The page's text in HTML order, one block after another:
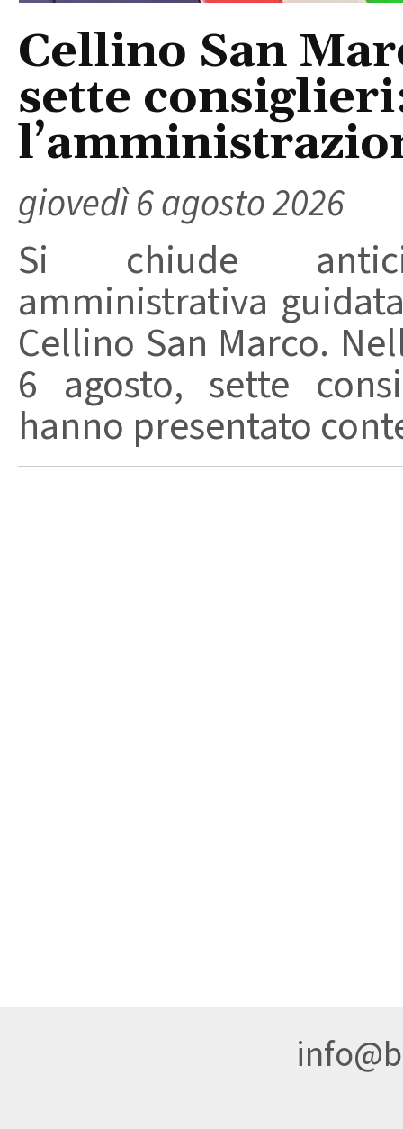
Cellino San
sette
giovedì 6 agosto 2026
Si chiude
amministrativa
Cellino San Marco.
6 agosto, sette
hanno presentato